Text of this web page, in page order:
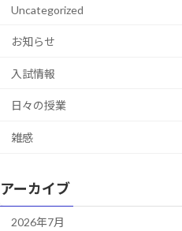
Uncategorized
お知らせ
入試情報
日々の授業
雑感
アーカイブ
2026年7月